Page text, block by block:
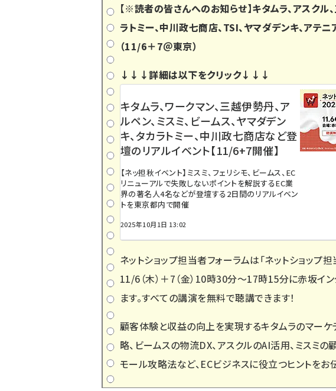
【※読者の皆さんへのお知らせ】キタムラ、アスクル
ラトミー、中川政七商店、TSI、ヤマダデンキ、アテ
（11/6＋7＠東京）
↓↓↓詳細は以下をクリック↓↓↓
キタムラ、ワークマン、三越伊勢丹、ア
ルペン、ミスミ、ビームス、ヤマダデン
キ、タカラトミー、中川政七商店など登
壇のリアルイベント【11/6+7開催】
【ネッ担秋イベント】ミスミ、フェリシモ、ビームス、EC
リニューアルで失敗しないポイントを解説するEC業
界の著名人4名などが登壇する2日間のリアルイベン
トを東京都内で開催
2025年10月1日 13:02
ネットショップ担当者フォーラムは「ネットショップ
11/6（木）＋7（金）10時30分～17時15分に赤坂イ
ます。すべての講演を無料で聴講できます！
顧客体験と収益の向上を実現するキタムラのマーケ
略、ビームスの物流DX、アスクルのAI活用、ミスミ
モール攻略法など、ECビジネスに役立つヒントをお